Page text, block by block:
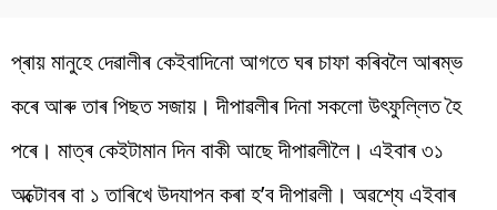
প্ৰায় মানুহে দেৱালীৰ কেইবাদিনো আগতে ঘৰ চাফা কৰিবলৈ আৰম্ভ
কৰে আৰু তাৰ পিছত সজায়। দীপাৱলীৰ দিনা সকলো উৎফুল্লিত হৈ
পৰে। মাত্ৰ কেইটামান দিন বাকী আছে দীপাৱলীলৈ। এইবাৰ ৩১
অক্টোবৰ বা ১ তাৰিখে উদযাপন কৰা হ’ব দীপাৱলী। অৱশ্যে এইবাৰ